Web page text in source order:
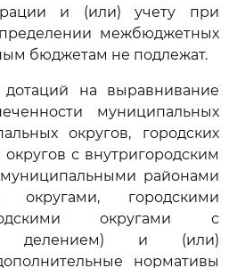
и (или) учету при
межбюджетных
бюджетам не подлежат.
на выравнивание
муниципальных
округов, городских
округов с внутригородским
районами
округами, городскими
округами с
делением) и (или)
нормативы